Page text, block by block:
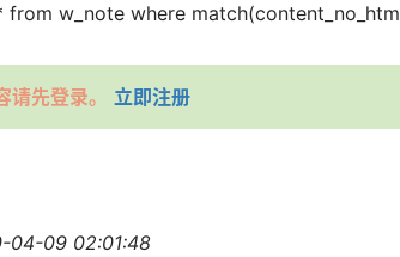
w_note where
请先登录。 立即注册
04-09 02:01:48